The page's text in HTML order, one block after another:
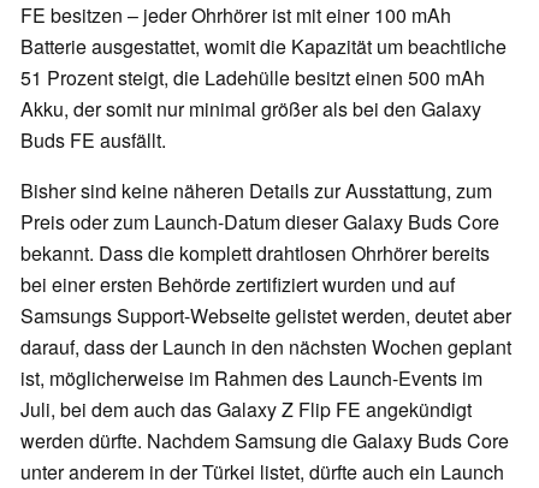
FE besitzen – jeder Ohrhörer ist mit einer 100 mAh
Batterie ausgestattet, womit die Kapazität um beachtliche
51 Prozent steigt, die Ladehülle besitzt einen 500 mAh
Akku, der somit nur minimal größer als bei den Galaxy
Buds FE ausfällt.
Bisher sind keine näheren Details zur Ausstattung, zum
Preis oder zum Launch-Datum dieser Galaxy Buds Core
bekannt. Dass die komplett drahtlosen Ohrhörer bereits
bei einer ersten Behörde zertifiziert wurden und auf
Samsungs Support-Webseite gelistet werden, deutet aber
darauf, dass der Launch in den nächsten Wochen geplant
ist, möglicherweise im Rahmen des Launch-Events im
Juli, bei dem auch das Galaxy Z Flip FE angekündigt
werden dürfte. Nachdem Samsung die Galaxy Buds Core
unter anderem in der Türkei listet, dürfte auch ein Launch